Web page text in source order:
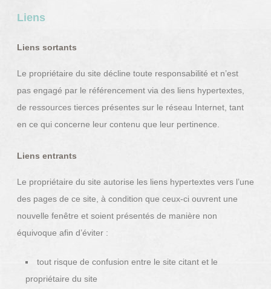
Liens
Liens sortants
Le propriétaire du site décline toute responsabilité et n’est
pas engagé par le référencement via des liens hypertextes,
de ressources tierces présentes sur le réseau Internet, tant
en ce qui concerne leur contenu que leur pertinence.
Liens entrants
Le propriétaire du site autorise les liens hypertextes vers l’une
des pages de ce site, à condition que ceux-ci ouvrent une
nouvelle fenêtre et soient présentés de manière non
équivoque afin d’éviter :
tout risque de confusion entre le site citant et le
propriétaire du site